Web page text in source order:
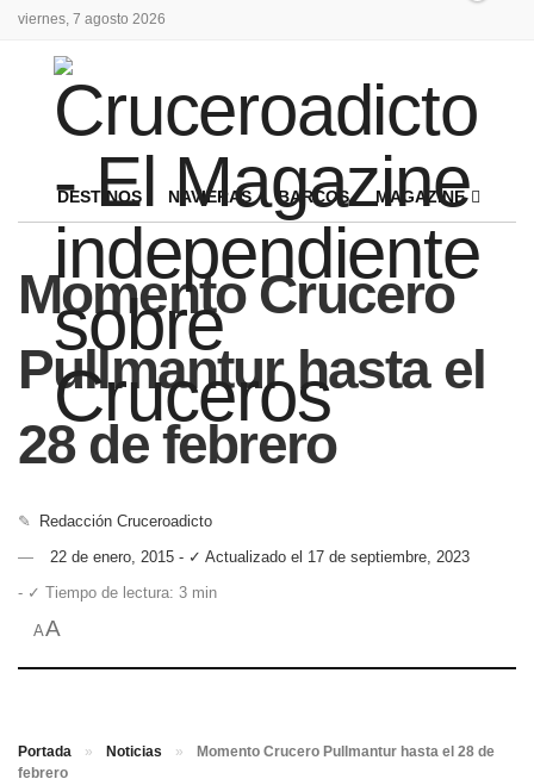
viernes, 7 agosto 2026
DESTINOS NAVIERAS BARCOS MAGAZINE
Momento Crucero
Pullmantur hasta el
28 de febrero
✎
Redacción Cruceroadicto
22 de enero, 2015 - ✓ Actualizado el 17 de septiembre, 2023
- ✓ Tiempo de lectura: 3 min
AA
Portada » Noticias »
Momento Crucero Pullmantur hasta el 28 de
febrero